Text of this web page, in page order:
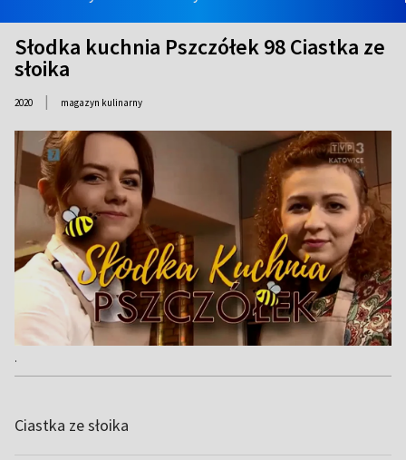
Słodka kuchnia Pszczółek 98 Ciastka ze
słoika
2020 | magazyn kulinarny
.
Ciastka ze słoika